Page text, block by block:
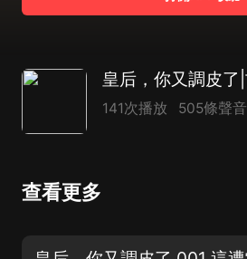
141次播放 505條聲音
查看更多